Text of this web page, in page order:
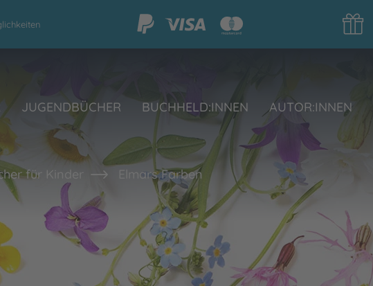
JUGENDBÜCHER BUCHHELD:INNEN AUTOR:INNEN
für Kinder Elmars Farben